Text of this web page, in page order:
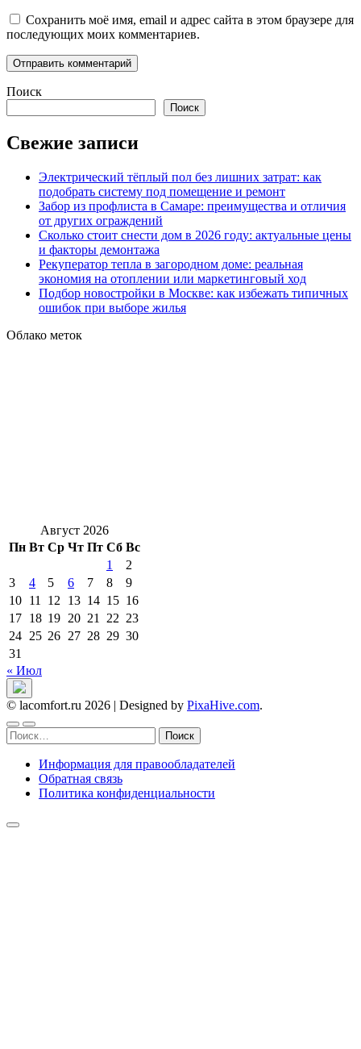
Сохранить моё имя, email и адрес сайта в этом браузере для
последующих моих комментариев.
Поиск
Поиск
Свежие записи
Электрический тёплый пол без лишних затрат: как
подобрать систему под помещение и ремонт
Забор из профлиста в Самаре: преимущества и отличия
от других ограждений
Сколько стоит снести дом в 2026 году: актуальные цены
и факторы демонтажа
Рекуператор тепла в загородном доме: реальная
экономия на отоплении или маркетинговый ход
Подбор новостройки в Москве: как избежать типичных
ошибок при выборе жилья
Облако меток
Август 2026
Пн Вт Ср Чт Пт Сб Вс
1
2
3
4 5 6 7 8
9
10 11 12 13 14 15 16
17 18 19 20 21 22 23
24 25 26 27 28 29 30
31
« Июл
© lacomfort.ru 2026 | Designed by PixaHive.com.
Найти:
Информация для правообладателей
Обратная связь
Политика конфиденциальности